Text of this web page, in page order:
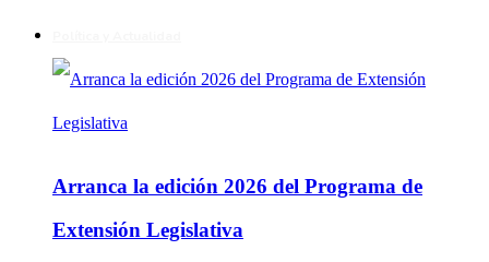
Arranca la edición 2026 del Programa de
Extensión Legislativa